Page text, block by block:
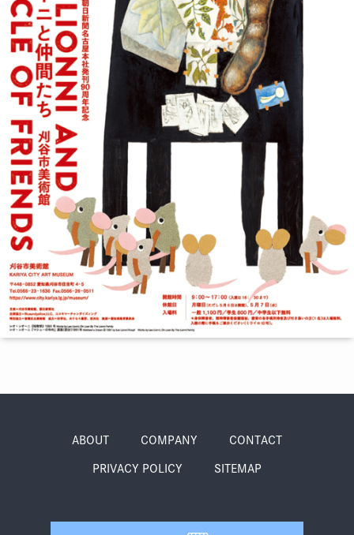
ノスタルジック
さんぽ
体験
本・まち 自転車・まち
グルメ・まち イベント
スタッフ紹介
お問い合わせ
ABOUT COMPANY CONTACT
PRIVACY POLICY SITEMAP